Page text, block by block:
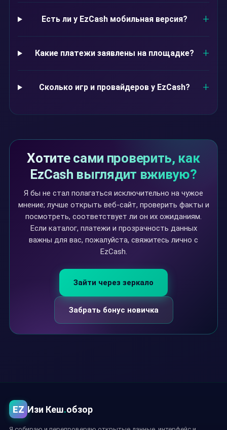
Есть ли у EzCash мобильная версия?
Какие платежи заявлены на площадке?
Сколько игр и провайдеров у EzCash?
Хотите сами проверить, как
EzCash выглядит вживую?
Я бы не стал полагаться исключительно на чужое
мнение; лучше открыть веб-сайт, проверить факты и
посмотреть, соответствует ли он их ожиданиям.
Если каталог, платежи и прозрачность данных
важны для вас, пожалуйста, свяжитесь лично с
EzCash.
Зайти через зеркало
Забрать бонус новичка
EZ Изи Кеш.обзор